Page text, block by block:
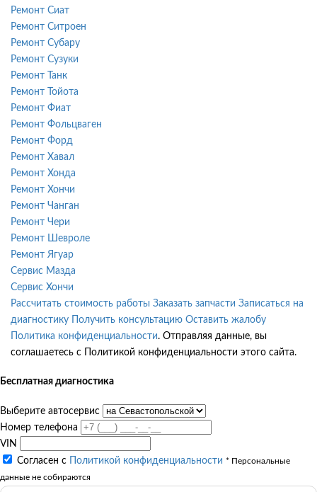
Ремонт Сиат
Ремонт Ситроен
Ремонт Субару
Ремонт Сузуки
Ремонт Танк
Ремонт Тойота
Ремонт Фиат
Ремонт Фольцваген
Ремонт Форд
Ремонт Хавал
Ремонт Хонда
Ремонт Хончи
Ремонт Чанган
Ремонт Чери
Ремонт Шевроле
Ремонт Ягуар
Сервис Мазда
Сервис Хончи
Рассчитать стоимость работы Заказать запчасти Записаться на
диагностику
Получить консультацию Оставить жалобу
Политика конфиденциальности. Отправляя данные, вы
соглашаетесь с Политикой конфиденциальности этого сайта.
Бесплатная диагностика
Выберите автосервис
Номер телефона
VIN
Согласен с
Политикой конфиденциальности * Персональные
данные не собираются